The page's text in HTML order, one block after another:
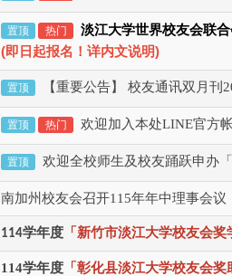
置顶 热门 淡江大学世界校友会联
(即日起报名！详内文说明)
置顶 【重要公告】 校友通讯双月
置顶 热门 欢迎加入本处LINE官方
置顶 欢迎全校师生及校友踊跃申办
南加州校友会召开115年年中理事会
114学年度 「新竹市淡江大学校友会奖
114学年度 「彰化县淡江大学校友会奖